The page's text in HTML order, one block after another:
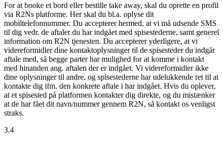
For at booke et bord eller bestille take away, skal du oprette en profil
via R2Ns platforme. Her skal du bl.a. oplyse dit
mobiltelefonnummer. Du accepterer hermed, at vi må udsende SMS
til dig vedr. de aftaler du har indgået med spisestederne, samt generel
information om R2N tjenesten. Du accepterer yderligere, at vi
videreformidler dine kontaktoplysninger til de spisesteder du indgår
aftale med, så begge parter har mulighed for at komme i kontakt
med hinanden ang. aftalen der er indgået. Vi videreformidler ikke
dine oplysninger til andre, og spisestederne har udelukkende ret til at
kontakte dig ifm. den konkrete aftale i har indgået. Hvis du oplever,
at et spisested på platformen kontakter dig direkte, og du mistænker
at de har fået dit navn/nummer gennem R2N, så kontakt os venligst
straks.
3.4